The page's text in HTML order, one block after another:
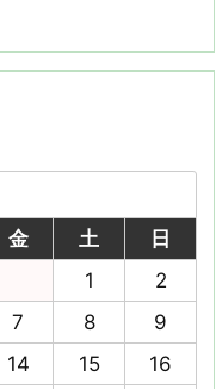
金 土
日
1
2
7 8
9
14 15
16